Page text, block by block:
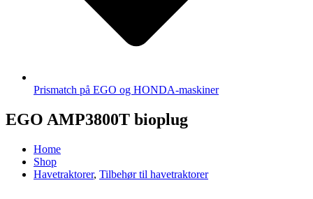
Prismatch på EGO og HONDA-maskiner
EGO AMP3800T bioplug
Home
Shop
Havetraktorer, Tilbehør til havetraktorer